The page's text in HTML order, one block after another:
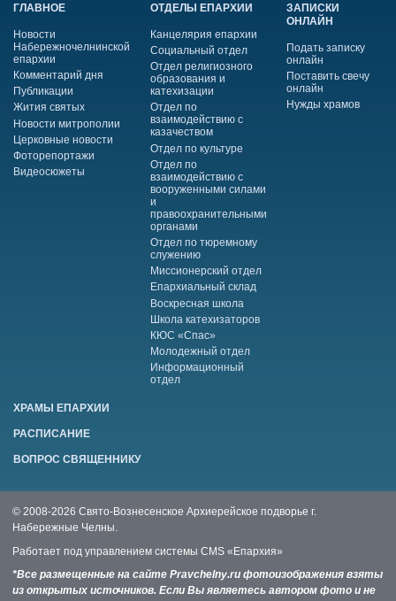
ГЛАВНОЕ
Новости
Набережночелнинской
епархии
Комментарий дня
Публикации
Жития святых
Новости митрополии
Церковные новости
Фоторепортажи
Видеосюжеты
ОТДЕЛЫ ЕПАРХИИ
Канцелярия епархии
Социальный отдел
Отдел религиозного
образования и
катехизации
Отдел по
взаимодействию с
казачеством
Отдел по культуре
Отдел по
взаимодействию с
вооруженными силами
и
правоохранительными
органами
Отдел по тюремному
служению
Миссионерский отдел
Епархиальный склад
Воскресная школа
Школа катехизаторов
КЮС «Спас»
Молодежный отдел
Информационный
отдел
ЗАПИСКИ
ОНЛАЙН
Подать записку
онлайн
Поставить свечу
онлайн
Нужды храмов
ХРАМЫ ЕПАРХИИ
РАСПИСАНИЕ
ВОПРОС СВЯЩЕННИКУ
© 2008-2026 Свято-Вознесенское Архиерейское подворье г.
Набережные Челны.
Работает под управлением системы CMS «Епархия»
*Все размещенные на сайте Pravchelny.ru фотоизображения взяты
из открытых источников. Если Вы являетесь автором фото и не